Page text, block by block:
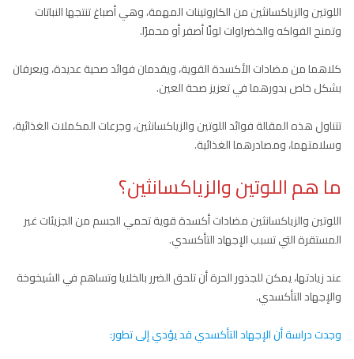
اللوتين والزياكسانثين من الكاروتينات المهمة، وهي أصباغ تنتجها النباتات
وتمنح الفواكه والخضراوات لونًا أصفر أو محمرًا.
كلاهما من مضادات الأكسدة القوية، ويقدمان فوائد صحية عديدة، ويعرفان
بشكل خاص بدورهما في تعزيز صحة العين.
تتناول هذه المقالة فوائد اللوتين والزياكسانثين، وجرعات المكملات الغذائية،
وسلامتهما، ومصادرهما الغذائية.
ما هم اللوتين والزياكسانثين؟
اللوتين والزياكسانثين مضادات أكسدة قوية تحمي الجسم من الجزيئات غير
المستقرة التي تسبب الإجهاد التأكسدي.
عند زيادتها، يمكن للجذور الحرة أن تلحق الضرر بالخلايا وتساهم في الشيخوخة
والإجهاد التأكسدي.
وجدت دراسة أن الإجهاد التأكسدي قد يؤدي إلى تطور: